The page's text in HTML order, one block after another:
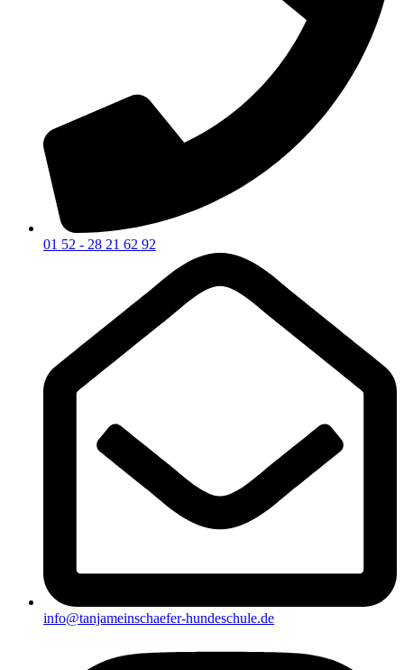
01 52 - 28 21 62 92
info@tanjameinschaefer-hundeschule.de